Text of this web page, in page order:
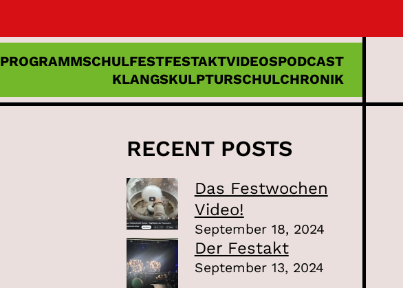
PROGRAMMSCHULFESTFESTAKTVIDEOSPODCAST
KLANGSKULPTURSCHULCHRONIK
RECENT POSTS
Das Festwochen
Video!
September 18, 2024
Der Festakt
September 13, 2024